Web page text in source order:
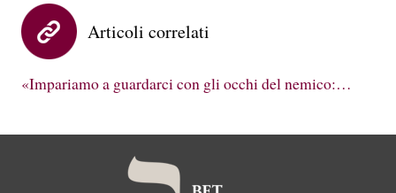
Articoli correlati
«Impariamo a guardarci con gli occhi del nemico:…